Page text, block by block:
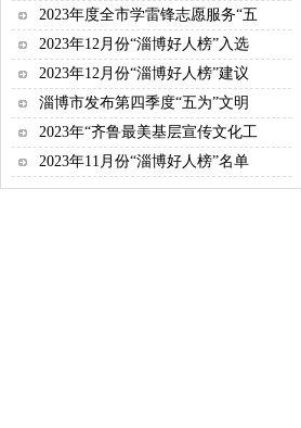
2023年度全市学雷锋志愿服务“五
2023年12月份“淄博好人榜”入选
2023年12月份“淄博好人榜”建议
淄博市发布第四季度“五为”文明
2023年“齐鲁最美基层宣传文化工
2023年11月份“淄博好人榜”名单